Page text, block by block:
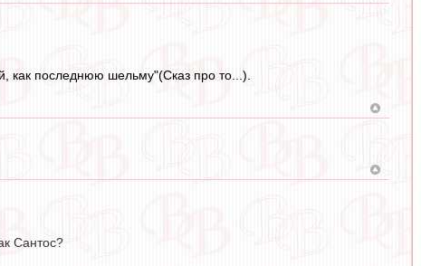
как последнюю шельму"(Сказ про то...).
Сантос?